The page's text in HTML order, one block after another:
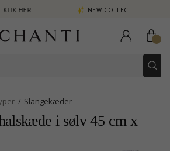
NEW COLLECTION | AURA
Slangekæder
i sølv 45 cm x